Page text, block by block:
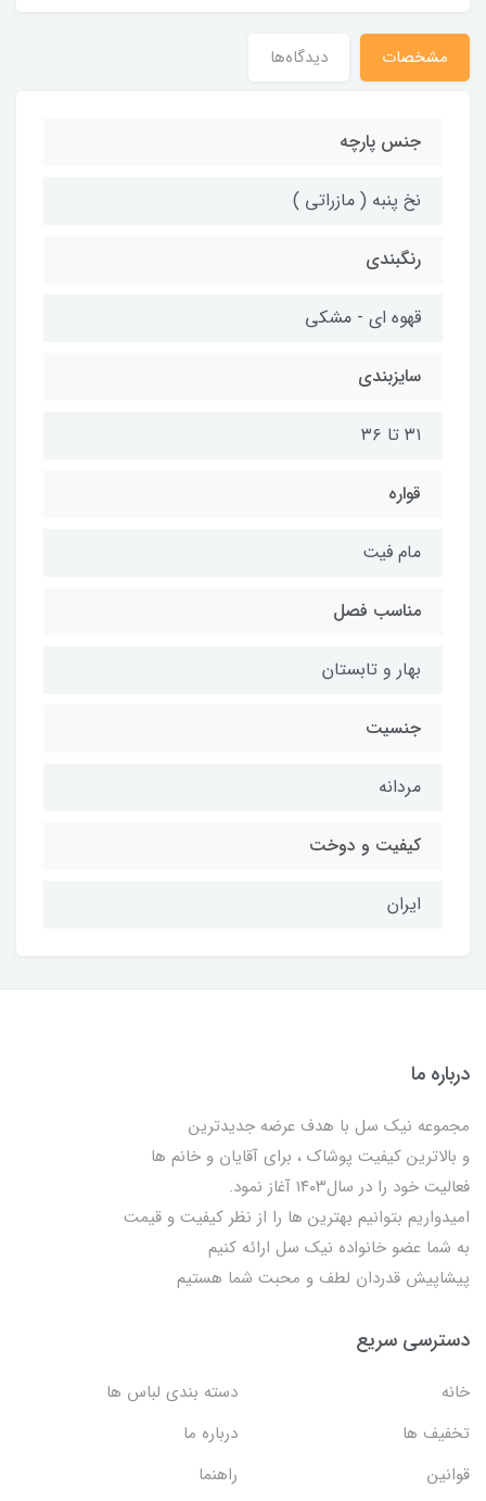
مشخصات دیدگاه‌ها
جنس پارچه
نخ پنبه ( مازراتی )
رنگبندی
قهوه ای - مشکی
سایزبندی
۳۱ تا ۳۶
قواره
مام فیت
مناسب فصل
بهار و تابستان
جنسیت
مردانه
کیفیت و دوخت
ایران
درباره ما
مجموعه نیک سل با هدف عرضه جدیدترین
و بالاترین کیفیت پوشاک ، برای آقایان و خانم ها
فعالیت خود را در سال۱۴۰۳ آغاز نمود.
امیدواریم بتوانیم بهترین ها را از نظر کیفیت و قیمت
به شما عضو خانواده نیک سل ارائه کنیم
پیشاپیش قدردان لطف و محبت شما هستیم
دسترسی سریع
خانه
دسته بندی لباس ها
تخفیف ها
درباره ما
قوانین
راهنما